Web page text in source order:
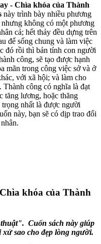
- Chìa khóa của Thành
này trình bày nhiều phương
không có một phương
cả; hết thảy đều dựng trên
để sống chung và làm việc
đó rồi thì bản tính con người
công, sẽ tạo được hạnh
mãn trong công việc sở và ở
với xã hội; và làm cho
Thành công có nghĩa là đạt
tăng lương, hoặc thăng
nhất là được người
này, bạn sẽ có dịp trao đổi
khóa của Thành
Cuốn sách này giúp
sao cho đẹp lòng người.